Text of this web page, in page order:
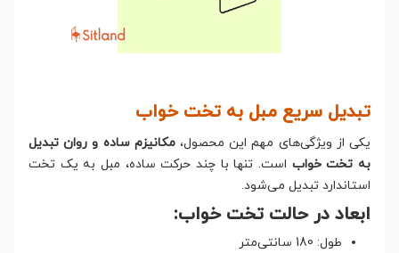
تبدیل سریع مبل به تخت خواب
یکی از ویژگی‌های مهم این محصول،مکانیزم ساده و روان تبدیل
به تخت خواب است. تنها با چند حرکت ساده، مبل به یک تخت
استاندارد تبدیل می‌شود.
ابعاد در حالت تخت خواب:
طول: 180 سانتی‌متر